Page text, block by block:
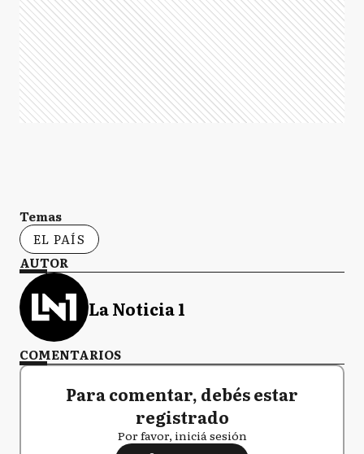
Temas
EL PAÍS
AUTOR
La Noticia 1
COMENTARIOS
Para comentar, debés estar
registrado
Por favor, iniciá sesión